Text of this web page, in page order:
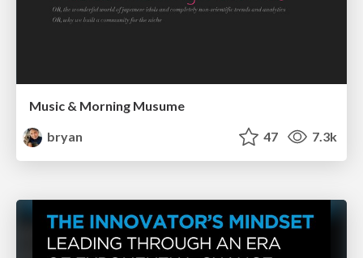
Music & Morning Musume
bryan
47 7.3k